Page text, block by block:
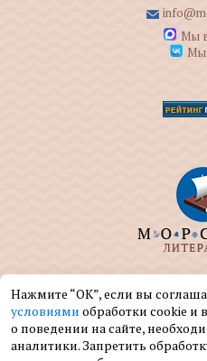
Мы
Мы
ООО "МОРКНИГА"
реализацией книг
© ООО
Нажмите “ОК”, если вы
условиями обработки cookie и
о поведении на сайте,
аналитики. Запретить